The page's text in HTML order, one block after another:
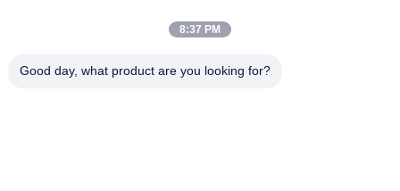
VideosÜber unsQualitätskontrolle
8:37 PM
Good day, what product are you looking for?